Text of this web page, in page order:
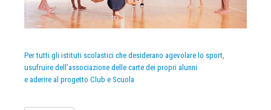
Per tutti gli istituti scolastici che desiderano agevolare lo sport,
usufruire dell’associazione delle carte dei propri alunni
e aderire al progetto Club e Scuola